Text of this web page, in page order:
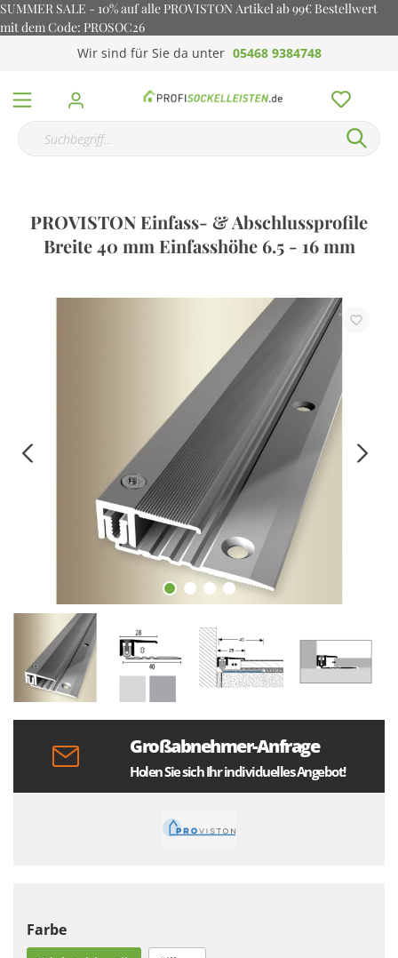
SUMMER SALE - 10% auf alle PROVISTON Artikel ab 99€ Bestellwert
mit dem Code: PROSOC26
Wir sind für Sie da unter 05468 9384748
PROVISTON Einfass- & Abschlussprofile
Breite 40 mm Einfasshöhe 6.5 - 16 mm
Großabnehmer-Anfrage
Holen Sie sich Ihr individuelles Angebot!
Farbe